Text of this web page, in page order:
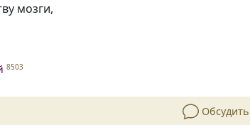
мозги,
8503
Обсудить